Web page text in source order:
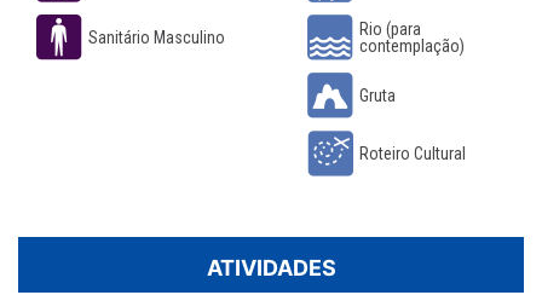
Sanitário Masculino
Rio (para
contemplação)
Gruta
Roteiro Cultural
ATIVIDADES